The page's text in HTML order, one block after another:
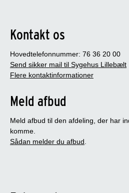
Kontakt os
Hovedtelefonnummer: 76 36 20 00
Send sikker mail til Sygehus Lillebælt
Flere kontaktinformationer
Meld afbud
Meld afbud til den afdeling, der har
komme.
Sådan melder du afbud.